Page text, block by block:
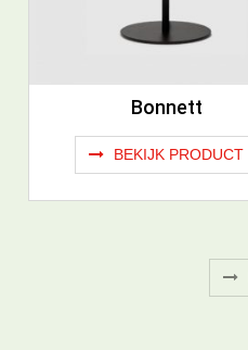
Bonnett
BEKIJK PRODUCT